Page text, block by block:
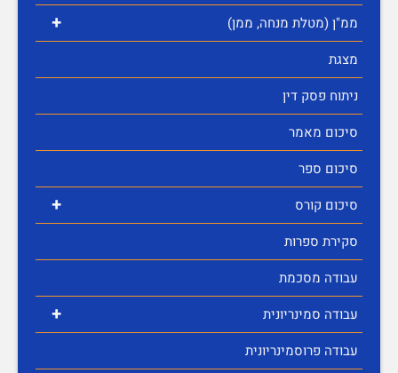
+
ממ"ן (מטלת מנחה, ממן)
מצגת
ניתוח פסק דין
סיכום מאמר
סיכום ספר
+
סיכום קורס
סקירת ספרות
עבודה מסכמת
+
עבודה סמינריונית
עבודה פרוסמינריונית